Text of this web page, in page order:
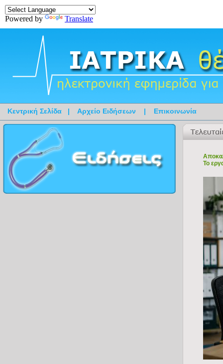
Powered by Translate
Κεντρική Σελίδα | Αρχείο Ειδήσεων | Επικοινωνία
Το